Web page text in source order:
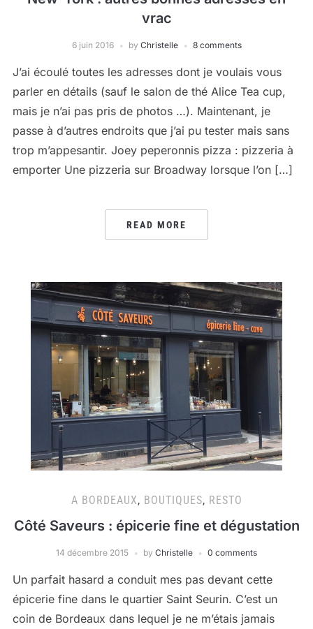
vrac
6 juin 2016 by Christelle 8 comments
J’ai écoulé toutes les adresses dont je voulais vous
parler en détails (sauf le salon de thé Alice Tea cup,
mais je n’ai pas pris de photos …). Maintenant, je
passe à d’autres endroits que j’ai pu tester mais sans
trop m’appesantir. Joey peperonnis pizza : pizzeria à
emporter Une pizzeria sur Broadway lorsque l’on […]
READ MORE
A BORDEAUX, BOUTIQUES, RESTO
Côté Saveurs : épicerie fine et dégustation
14 décembre 2015 by Christelle 0 comments
Un parfait hasard a conduit mes pas devant cette
épicerie fine dans le quartier Saint Seurin. C’est un
coin de Bordeaux dans lequel je ne m’étais jamais